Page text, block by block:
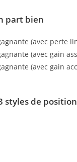
part bien
(avec perte
(avec gain
(avec gain
styles de position